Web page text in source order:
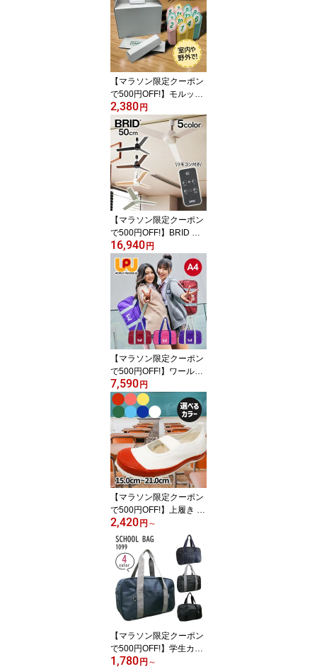
イト4000 トレーニング
【マラソン限定クーポン
で500円OFF!】モルック
段ボール製 おうちでダン
ボルック モルック棒 セ
ット ダンボール ウッド
スロー おもちゃ ゲーム
スキットル 外遊び 屋外
屋内 室内 レジャー アウ
トドア スポーツ 子供 大
人 モルッカーリ
2,380 円
【マラソン限定クーポン
で500円OFF!】BRID ダ
クトレールファン DCプ
ラス 50 シーリングファ
ン 木目調 無地 5段階調節
小型 軽量 003329
16,940 円
【マラソン限定クーポン
で500円OFF!】ワールド
ペガサス スクールバッグ
ナイロン製 WP001 10 1
5 74
7,590 円
【マラソン限定クーポン
で500円OFF!】上履き 教
育シューズ バレーDX 15.
0ー21.0cm 室内履き ス
クールシューズ 子供 女
の子 男の子 上靴
2,420 円 ～
【マラソン限定クーポン
で500円OFF!】学生カバ
ン スクールバッグ スク
1,780 円 ～